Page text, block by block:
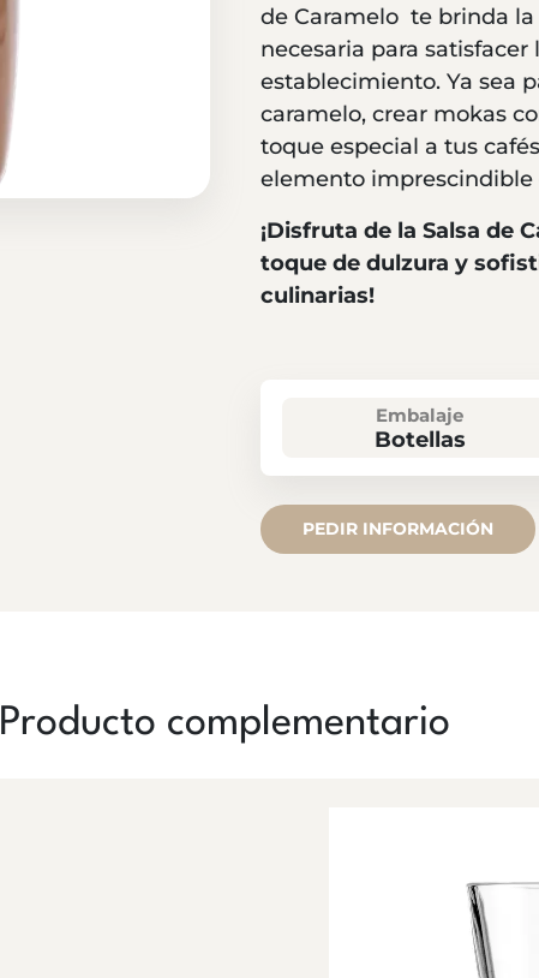
de Caramelo te brinda
necesaria para
establecimiento. Ya sea
caramelo, crear mokas
toque especial a tus
elemento imprescindible
¡Disfruta de la Salsa de
toque de dulzura y
culinarias!
Embalaje
Botellas
PEDIR INFORMACIÓN
Producto complementario